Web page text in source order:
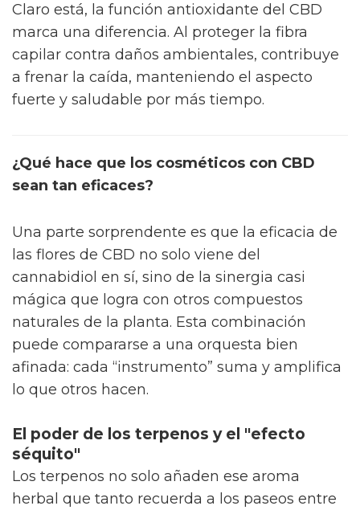
Claro está, la función antioxidante del CBD
marca una diferencia. Al proteger la fibra
capilar contra daños ambientales, contribuye
a frenar la caída, manteniendo el aspecto
fuerte y saludable por más tiempo.
¿Qué hace que los cosméticos con CBD
sean tan eficaces?
Una parte sorprendente es que la eficacia de
las flores de CBD no solo viene del
cannabidiol en sí, sino de la sinergia casi
mágica que logra con otros compuestos
naturales de la planta. Esta combinación
puede compararse a una orquesta bien
afinada: cada “instrumento” suma y amplifica
lo que otros hacen.
El poder de los terpenos y el "efecto
séquito"
Los terpenos no solo añaden ese aroma
herbal que tanto recuerda a los paseos entre